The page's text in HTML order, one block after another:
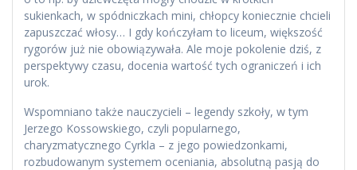
sukienkach, w spódniczkach mini, chłopcy koniecznie chcieli
zapuszczać włosy… I gdy kończyłam to liceum, większość
rygorów już nie obowiązywała. Ale moje pokolenie dziś, z
perspektywy czasu, docenia wartość tych ograniczeń i ich
urok.
Wspomniano także nauczycieli – legendy szkoły, w tym
Jerzego Kossowskiego, czyli popularnego,
charyzmatycznego Cyrkla – z jego powiedzonkami,
rozbudowanym systemem oceniania, absolutną pasją do